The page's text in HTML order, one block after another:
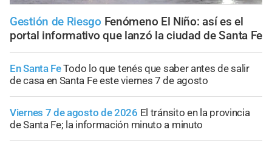
Gestión de Riesgo Fenómeno El Niño: así es el
portal informativo que lanzó la ciudad de Santa Fe
En Santa FeTodo lo que tenés que saber antes de salir
de casa en Santa Fe este viernes 7 de agosto
Viernes 7 de agosto de 2026 El tránsito en la provincia
de Santa Fe; la información minuto a minuto